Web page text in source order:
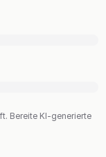
Bereite KI-generierte